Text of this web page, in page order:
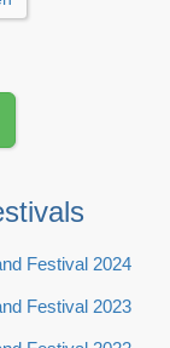
Festival 2024
Festival 2023